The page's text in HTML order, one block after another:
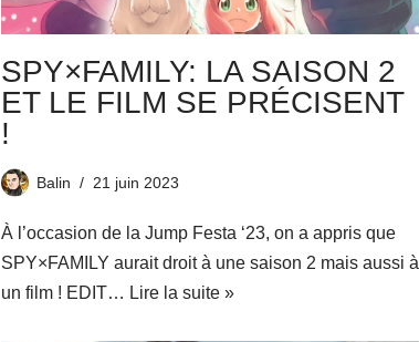
SPY×FAMILY: LA SAISON 2
ET LE FILM SE PRÉCISENT
!
Balin 21 juin 2023
À l’occasion de la Jump Festa ‘23, on a appris que
SPY×FAMILY aurait droit à une saison 2 mais aussi à
un film ! EDIT… Lire la suite »